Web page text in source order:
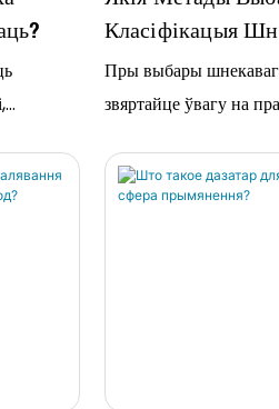
Класіфікацыя
Штабелераў?
Пры выбары
звяртайце ўвагу на
рэгулявання адхілення
забеспячэнне сістэмы